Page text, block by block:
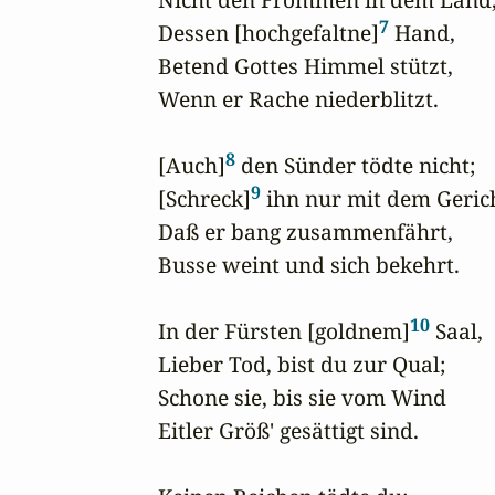
Dessen [hochgefaltne]7 Hand,
Betend Gottes Himmel stützt,
Wenn er Rache niederblitzt.
[Auch]8 den Sünder tödte nicht;
[Schreck]9 ihn nur mit dem
Daß er bang zusammenfährt,
Busse weint und sich bekehrt.
In der Fürsten [goldnem]10 Saal,
Lieber Tod, bist du zur Qual;
Schone sie, bis sie vom Wind
Eitler Größ' gesättigt sind.